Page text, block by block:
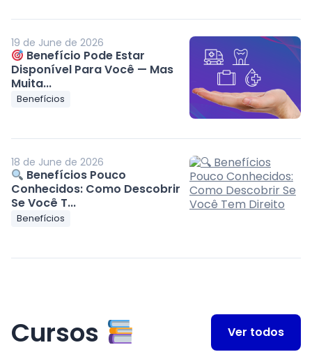
19 de June de 2026
Benefício Pode Estar
Disponível Para Você — Mas
Muita...
Benefícios
18 de June de 2026
Benefícios Pouco
Conhecidos: Como Descobrir
Se Você T...
Benefícios
Cursos Ver todos